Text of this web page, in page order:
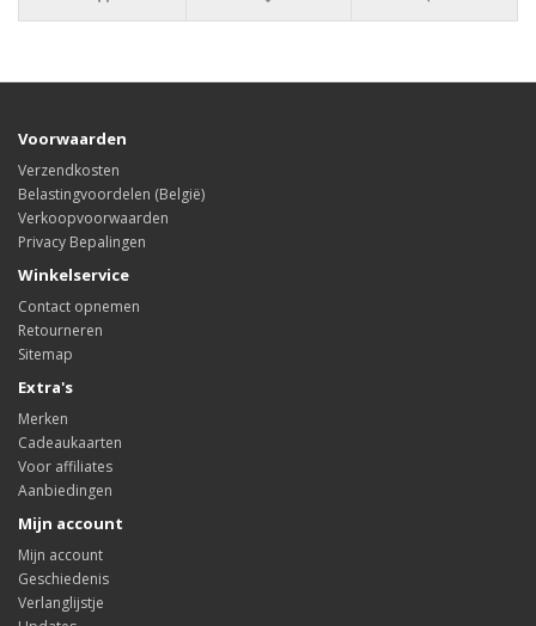
Voorwaarden
Verzendkosten
Belastingvoordelen (België)
Verkoopvoorwaarden
Privacy Bepalingen
Winkelservice
Contact opnemen
Retourneren
Sitemap
Extra's
Merken
Cadeaukaarten
Voor affiliates
Aanbiedingen
Mijn account
Mijn account
Geschiedenis
Verlanglijstje